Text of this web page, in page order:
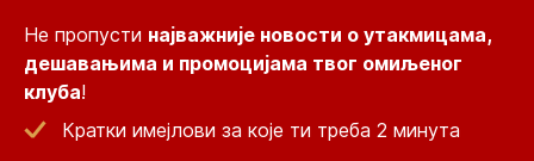
Не пропусти најважније новости о утакмицама,
дешавањима и промоцијама твог омиљеног
клуба!
Кратки имејлови за које ти треба 2 минута